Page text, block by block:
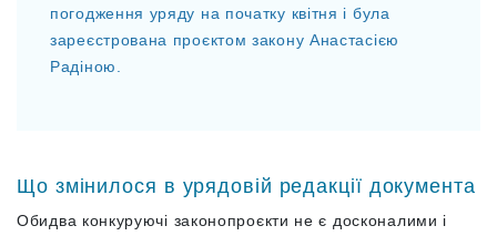
погодження уряду на початку квітня і була
зареєстрована проєктом закону Анастасією
Радіною.
Що змінилося в урядовій редакції документа
Обидва конкуруючі законопроєкти не є досконалими і